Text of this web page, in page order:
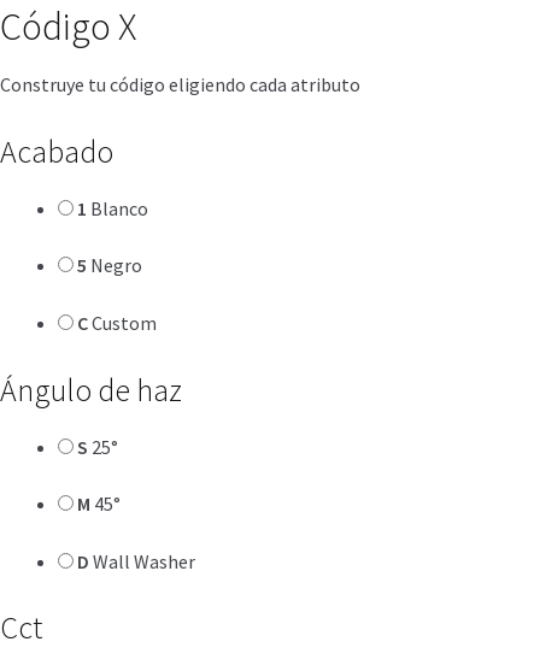
Código X
Construye tu código eligiendo cada atributo
Acabado
1 Blanco
5 Negro
CCustom
Ángulo de haz
S 25°
M 45°
D Wall Washer
Cct